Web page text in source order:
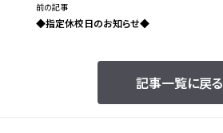
記事一覧に戻る
前の記事
◆指定休校日のお知らせ◆